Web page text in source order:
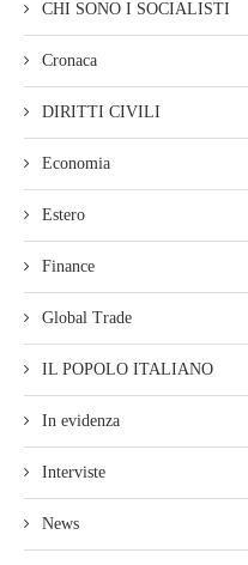
CHI SONO I SOCIALISTI
Cronaca
DIRITTI CIVILI
Economia
Estero
Finance
Global Trade
IL POPOLO ITALIANO
In evidenza
Interviste
News